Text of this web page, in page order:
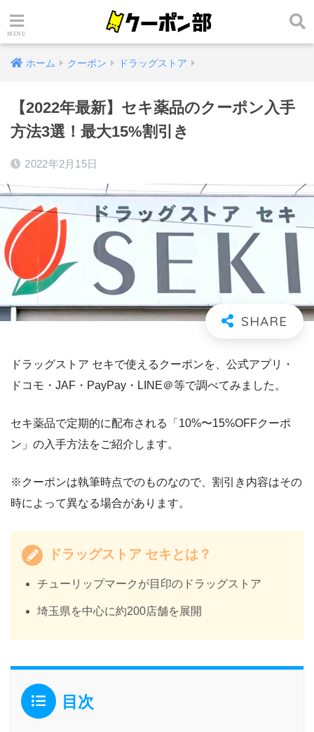
ホーム クーポン ドラッグストア
【2022年最新】セキ薬品のクーポン入手
方法3選！最大15%割引き
2022年2月15日
ドラッグストア セキで使えるクーポンを、公式アプリ・
ドコモ・JAF・PayPay・LINE＠等で調べてみました。
セキ薬品で定期的に配布される「10%〜15%OFFクーポ
ン」の入手方法をご紹介します。
※クーポンは執筆時点でのものなので、割引き内容はその
時によって異なる場合があります。
ドラッグストア セキとは？
チューリップマークが目印のドラッグストア
埼玉県を中心に約200店舗を展開
目次